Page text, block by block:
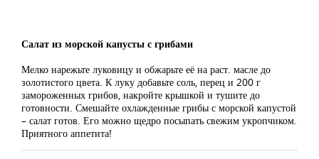
Салат из морской капусты с грибами
Мелко нарежьте луковицу и обжарьте её на раст. масле до
золотистого цвета. К луку добавьте соль, перец и 200 г
замороженных грибов, накройте крышкой и тушите до
готовности. Смешайте охлажденные грибы с морской капустой
– салат готов. Его можно щедро посыпать свежим укропчиком.
Приятного аппетита!